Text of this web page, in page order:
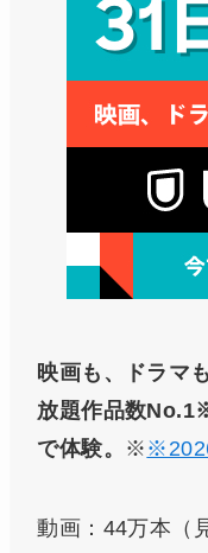
映画も、ドラマ
放題作品数
で体験。
※
動画：44万本（